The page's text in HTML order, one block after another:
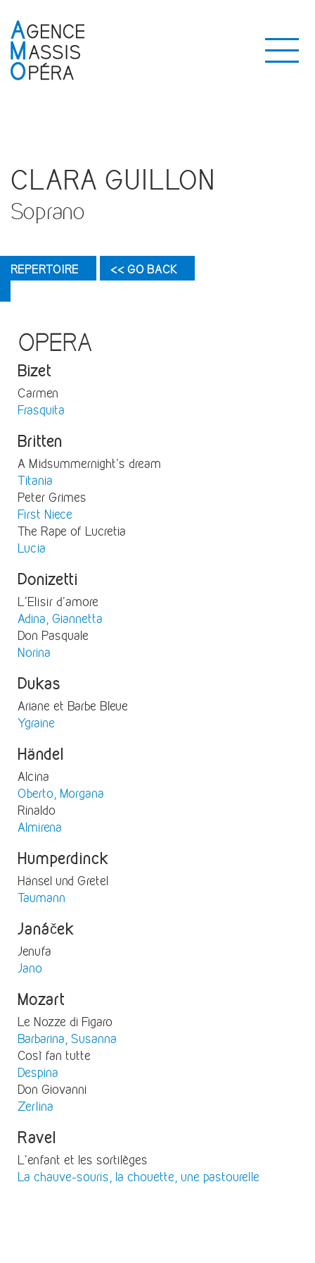
CLARA GUILLON
Soprano
REPERTOIRE << GO BACK
OPERA
Bizet
Carmen
Frasquita
Britten
A Midsummernight's dream
Titania
Peter Grimes
First Niece
The Rape of Lucretia
Lucia
Donizetti
L'Elisir d'amore
Adina, Giannetta
Don Pasquale
Norina
Dukas
Ariane et Barbe Bleue
Ygraine
Händel
Alcina
Oberto, Morgana
Rinaldo
Almirena
Humperdinck
Hänsel und Gretel
Taumann
Janáček
Jenufa
Jano
Mozart
Le Nozze di Figaro
Barbarina, Susanna
Così fan tutte
Despina
Don Giovanni
Zerlina
Ravel
L'enfant et les sortilèges
La chauve-souris, la chouette, une pastourelle